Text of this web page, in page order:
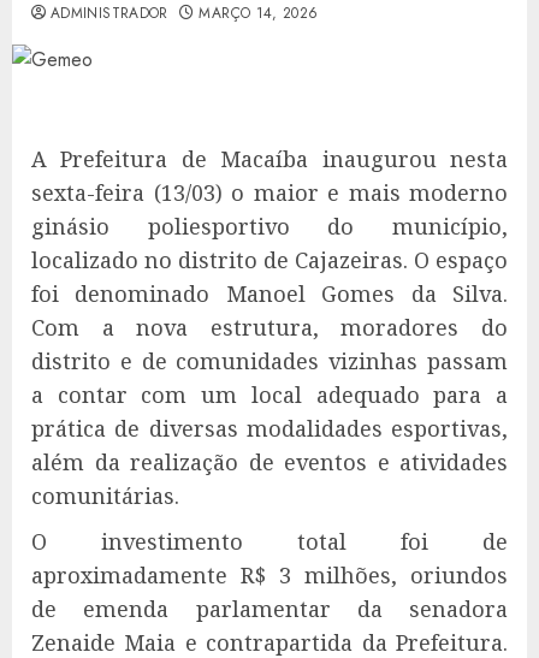
ADMINISTRADOR MARÇO 14, 2026
A Prefeitura de Macaíba inaugurou nesta
sexta-feira (13/03) o maior e mais moderno
ginásio poliesportivo do município,
localizado no distrito de Cajazeiras. O espaço
foi denominado Manoel Gomes da Silva.
Com a nova estrutura, moradores do
distrito e de comunidades vizinhas passam
a contar com um local adequado para a
prática de diversas modalidades esportivas,
além da realização de eventos e atividades
comunitárias.
O investimento total foi de
aproximadamente R$ 3 milhões, oriundos
de emenda parlamentar da senadora
Zenaide Maia e contrapartida da Prefeitura.